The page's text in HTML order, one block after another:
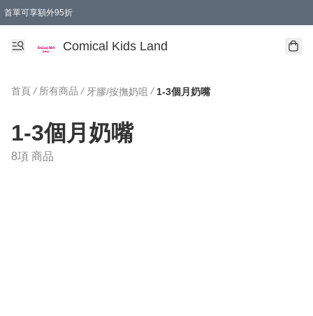
首單可享額外95折
Comical Kids Land
首頁 / 所有商品 / 牙膠/按撫奶咀 / 1-3個月奶嘴
1-3個月奶嘴
8項 商品